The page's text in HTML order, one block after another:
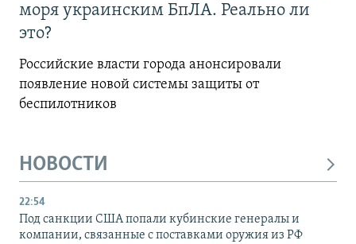
моря украинским БпЛА. Реально ли
это?
Российские власти города анонсировали
появление новой системы защиты от
беспилотников
НОВОСТИ
22:54
Под санкции США попали кубинские генералы и
компании, связанные с поставками оружия из РФ